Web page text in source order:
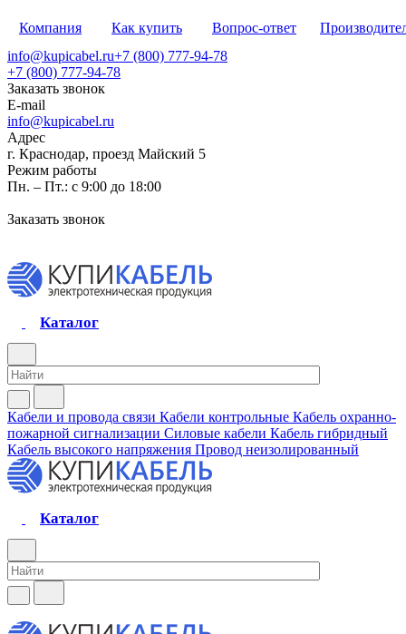
Компания Как купить Вопрос-ответ
info@kupicabel.ru+7 (800) 777-94-78
+7 (800) 777-94-78
Заказать звонок
E-mail
info@kupicabel.ru
Адрес
г. Краснодар, проезд Майский 5
Режим работы
Пн. – Пт.: с 9:00 до 18:00
Заказать звонок
Каталог
Кабели и провода связи Кабели контрольные Кабель охранно-
пожарной сигнализации Силовые кабели Кабель гибридный
Кабель высокого напряжения Провод неизолированный
Каталог